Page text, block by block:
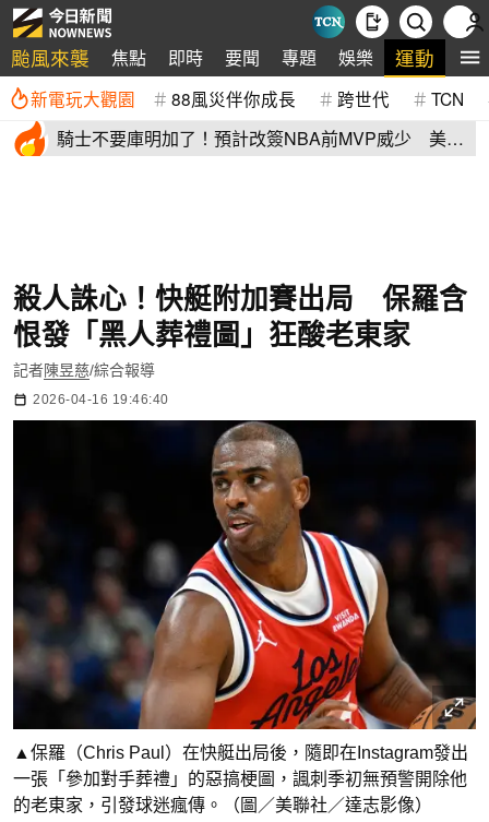
颱風來襲 焦點 即時 要聞 專題 娛樂 運動 全
新電玩大觀園 88風災伴你成長 跨世代 TCN
騎士不要庫明加了！預計改簽NBA前MVP威少 美
殺人誅心！快艇附加賽出局 保羅含
恨發「黑人葬禮圖」狂酸老東家
記者陳昱慈/綜合報導
2026-04-16 19:46:40
▲保羅（Chris Paul）在快艇出局後，隨即在Instagram發出
一張「參加對手葬禮」的惡搞梗圖，諷刺季初無預警開除他
的老東家，引發球迷瘋傳。（圖／美聯社／達志影像）